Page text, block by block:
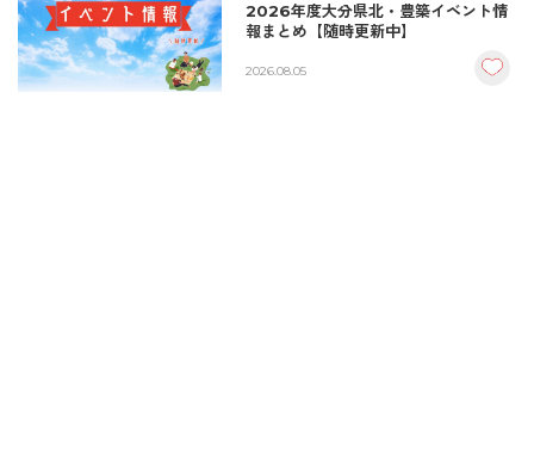
2026年度大分県北・豊築イベント情
報まとめ【随時更新中】
2026.08.05